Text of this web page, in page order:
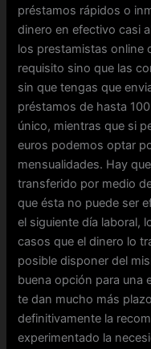
préstamos rápidos o
dinero en efectivo casi
los prestamistas online
requisito sino que las
sin que tengas que
préstamos de hasta
único, mientras que si
euros podemos optar
mensualidades. Hay
transferido por medio
que ésta no puede ser
el siguiente día laboral,
casos que el dinero lo
posible disponer del
buena opción para una
te dan mucho más
definitivamente la
experimentado la